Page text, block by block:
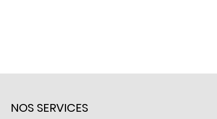
NOS SERVICES